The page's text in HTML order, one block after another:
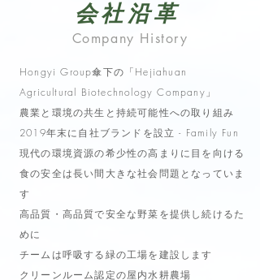
会社沿革
Company History
Hongyi Group傘下の「Hejiahuan
Agricultural Biotechnology Company」
農業と環境の共生と持続可能性への取り組み
2019年末に自社ブランドを設立 - Family Fun
現代の環境資源の希少性の高まりに目を向ける
食の安全は長い間大きな社会問題となっていま
す
高品質・高品質で安全な野菜を提供し続けるた
めに
チームは呼吸する緑の工場を建設します
クリーンルーム認定の屋内水耕農場